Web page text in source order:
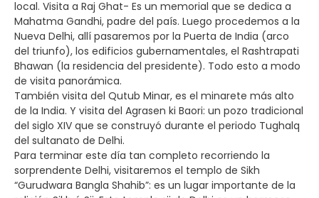
local. Visita a Raj Ghat- Es un memorial que se dedica a
Mahatma Gandhi, padre del país. Luego procedemos a la
Nueva Delhi, allí pasaremos por la Puerta de India (arco
del triunfo), los edificios gubernamentales, el Rashtrapati
Bhawan (la residencia del presidente). Todo esto a modo
de visita panorámica.
También visita del Qutub Minar, es el minarete más alto
de la India. Y visita del Agrasen ki Baori: un pozo tradicional
del siglo XIV que se construyó durante el periodo Tughalq
del sultanato de Delhi.
Para terminar este día tan completo recorriendo la
sorprendente Delhi, visitaremos el templo de Sikh
“Gurudwara Bangla Shahib”: es un lugar importante de la